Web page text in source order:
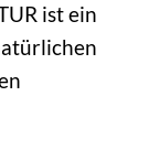
ist ein